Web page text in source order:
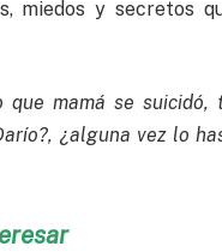
miedos y secretos
que mamá se suicidó,
¿alguna vez lo